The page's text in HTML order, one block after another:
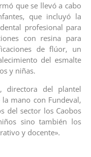
que se llevó a cabo
que incluyó la
profesional para
con resina para
de flúor, un
del esmalte
y niñas.
directora del plantel
mano con Fundeval,
del sector los Caobos
sino también los
y docente».